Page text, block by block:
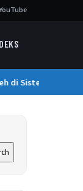
di Sistem Peradilan